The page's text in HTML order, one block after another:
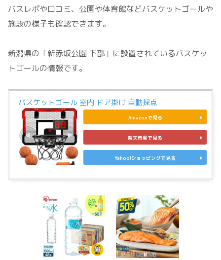
バスレポや口コミ、公園や体育館などバスケットゴールや
施設の様子も確認できます。
新潟県の「新赤坂公園 下部」に設置されているバスケッ
トゴールの情報です。
バスケットゴール 室内 ドア掛け 自動採点
Amazonで見る
楽天市場で見る
Yahoo!ショッピングで見る